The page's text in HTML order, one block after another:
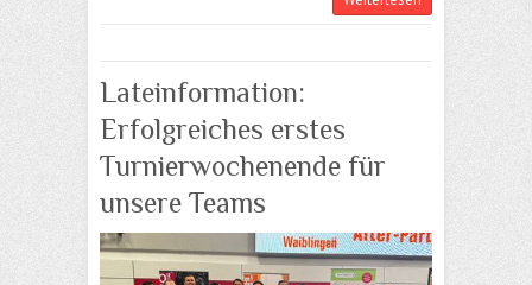
Lateinformation:
Erfolgreiches erstes
Turnierwochenende für
unsere Teams